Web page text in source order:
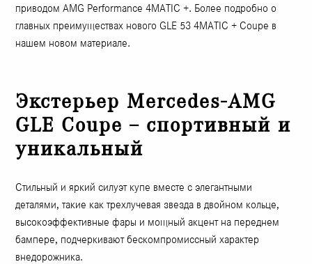
приводом AMG Performance 4MATIC +. Более подробно о
главных преимуществах нового GLE 53 4MATIC + Coupe в
нашем новом материале.
Экстерьер Mercedes-AMG
GLE Coupe – спортивный и
уникальный
Стильный и яркий силуэт купе вместе с элегантными
деталями, такие как трехлучевая звезда в двойном кольце,
высокоэффективные фары и мощный акцент на переднем
бампере, подчеркивают бескомпромиссный характер
внедорожника.